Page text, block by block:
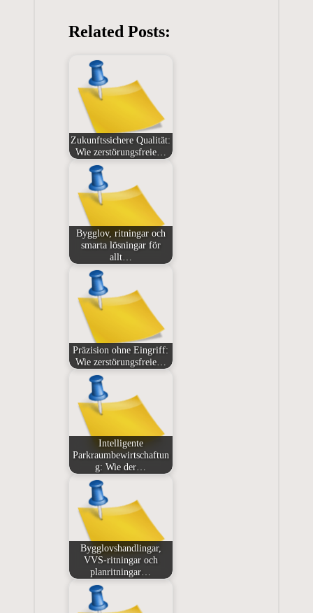
Related Posts:
Zukunftssichere Qualität:
Wie zerstörungsfreie…
Bygglov, ritningar och
smarta lösningar för
allt…
Präzision ohne Eingriff:
Wie zerstörungsfreie…
Intelligente
Parkraumbewirtschaftun
g: Wie der…
Bygglovshandlingar,
VVS-ritningar och
planritningar…